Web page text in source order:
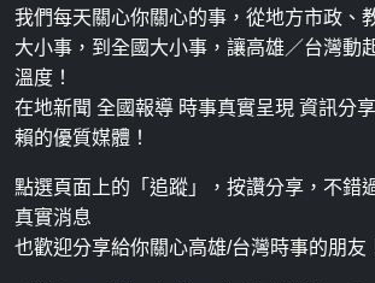
我們每天關心你關心的事，從地方市政、
大小事，到全國大小事，讓高雄／台灣動
溫度！
在地新聞 全國報導 時事真實呈現 資訊分
賴的優質媒體！
點選頁面上的「追蹤」，按讚分享，不錯
真實消息
也歡迎分享給你關心高雄/台灣時事的朋友